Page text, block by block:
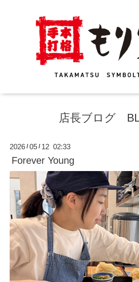
店長ブログ
2026 /05 / 12 02:33
Forever Young